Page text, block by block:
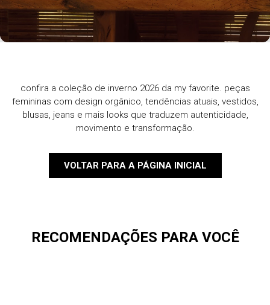
confira a coleção de inverno 2026 da my favorite. peças
femininas com design orgânico, tendências atuais, vestidos,
blusas, jeans e mais looks que traduzem autenticidade,
movimento e transformação.
VOLTAR PARA A PÁGINA INICIAL
RECOMENDAÇÕES PARA VOCÊ